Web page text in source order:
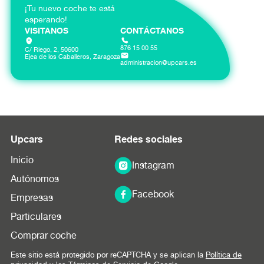
¡Tu nuevo coche te está
esperando!
VISITANOS
C/ Riego, 2, 50600
Ejea de los Caballeros, Zaragoza
CONTÁCTANOS
876 15 00 55
administracion@upcars.es
Upcars
Inicio
Autónomos
Empresas
Particulares
Comprar coche
Redes sociales
Instagram
Facebook
Este sitio está protegido por reCAPTCHA y se aplican la Política de